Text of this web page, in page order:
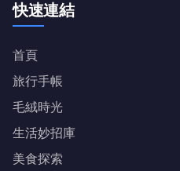
快速連結
首頁
旅行手帳
毛絨時光
生活妙招庫
美食探索